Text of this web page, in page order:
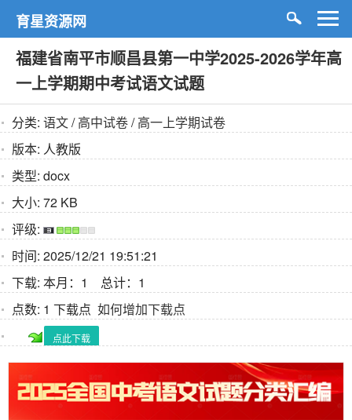
育星资源网
福建省南平市顺昌县第一中学2025-2026学年高
一上学期期中考试语文试题
分类: 语文/高中试卷/高一上学期试卷
版本: 人教版
类型: docx
大小: 72 KB
评级:
时间: 2025/12/21 19:51:21
下载: 本月：1 总计：1
点数: 1 下载点 如何增加下载点
点此下载